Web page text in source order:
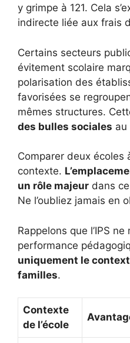
y grimpe à 121. Cela
indirecte liée aux frais
Certains secteurs
évitement scolaire
polarisation des
favorisées se
mêmes structures.
des bulles sociales au
Comparer deux écoles
contexte.
un rôle majeur dans
Ne l’oubliez jamais en
Rappelons que l’IPS
performance
uniquement le
familles.
Contexte
de l’école